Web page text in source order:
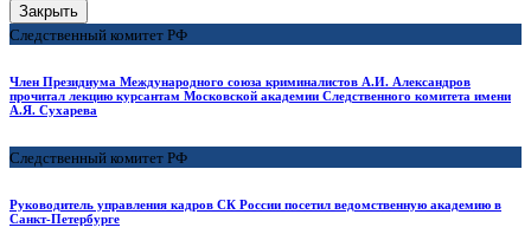
Закрыть
Следственный комитет РФ
Член Президиума Международного союза криминалистов А.И. Александров
прочитал лекцию курсантам Московской академии Следственного комитета имени
А.Я. Сухарева
Следственный комитет РФ
Руководитель управления кадров СК России посетил ведомственную академию в
Санкт-Петербурге